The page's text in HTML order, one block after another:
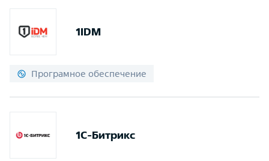
1IDM
Програмное обеспечение
1С-Битрикс